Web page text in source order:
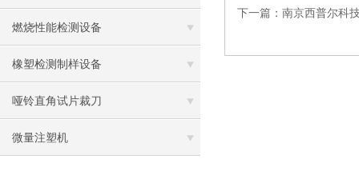
燃烧性能检测设备
橡塑检测制样设备
哑铃直角试片裁刀
微量注塑机
下一篇： 南京西普尔科